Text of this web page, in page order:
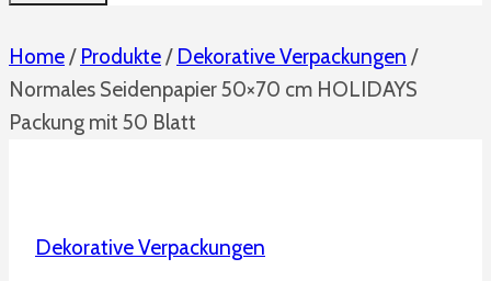
Home/ Produkte/ Dekorative Verpackungen /
Normales Seidenpapier 50×70 cm HOLIDAYS
Packung mit 50 Blatt
Dekorative Verpackungen